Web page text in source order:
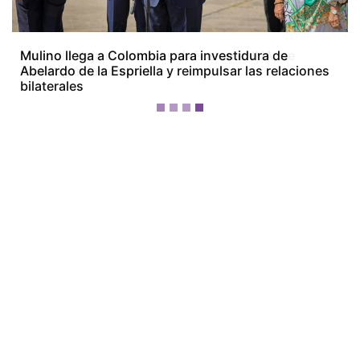
Incendio deja cuantiosos daños en el INA, se
investigan las causas